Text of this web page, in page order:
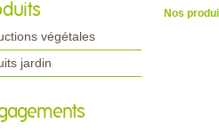
végétales
jardin
Nos